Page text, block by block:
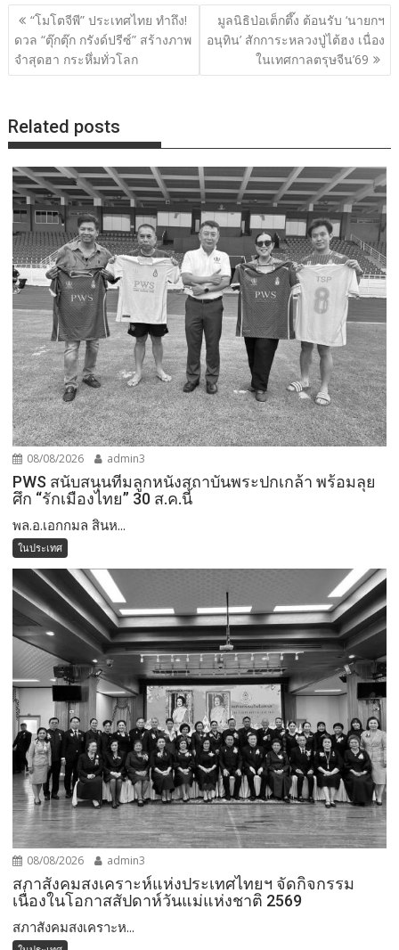
แนะแนว
เรื่อง
“โมโตจีพี” ประเทศไทย ทำถึง!
ดวล “ตุ๊กตุ๊ก กรังด์ปรีซ์” สร้างภาพ
จำสุดฮา กระหึ่มทั่วโลก
มูลนิธิป่อเต็กตึ๊ง ต้อนรับ ‘นายกฯ
อนุทิน’ สักการะหลวงปู่ไต้ฮง เนื่อง
ในเทศกาลตรุษจีน’69
Related posts
08/08/2026 admin3
PWS สนับสนุนทีมลูกหนังสถาบันพระปกเกล้า พร้อมลุย
ศึก “รักเมืองไทย” 30 ส.ค.นี้
พล.อ.เอกกมล สินห...
ในประเทศ
08/08/2026 admin3
สภาสังคมสงเคราะห์แห่งประเทศไทยฯ จัดกิจกรรม
เนื่องในโอกาสสัปดาห์วันแม่แห่งชาติ 2569
สภาสังคมสงเคราะห...